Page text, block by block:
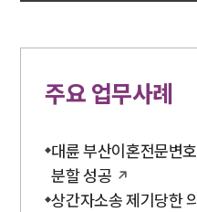
주요 업무사례
대륜 부산이혼전문변
분할 성공
상간자소송 제기당한